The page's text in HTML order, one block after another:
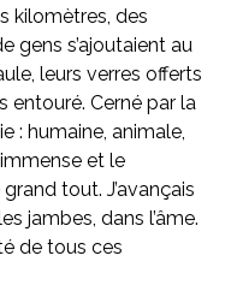
kilomètres, des
gens s’ajoutaient au
leurs verres offerts
entouré. Cerné par la
: humaine, animale,
et le
tout. J’avançais
jambes, dans l’âme.
de tous ces